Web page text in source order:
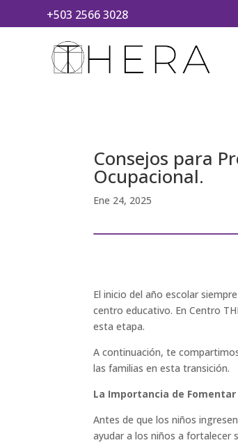
+503 2566 3028
Consejos para
Ocupacional.
Ene 24, 2025
El inicio del año escolar
centro educativo. En Centro
esta etapa.
A continuación, te
las familias en esta transición.
La Importancia de
Antes de que los niños
ayudar a los niños a fortalecer